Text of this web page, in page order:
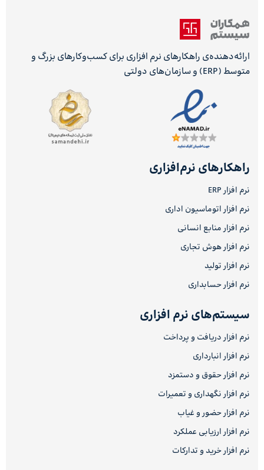
ارائه‌دهنده‌ی راهکارهای نرم افزاری برای کسب‌وکارهای بزرگ و
متوسط (ERP) و سازمان‌های دولتی
راهکارهای نرم‌افزاری
نرم افزار ERP
نرم افزار اتوماسیون اداری
نرم افزار منابع انسانی
نرم افزار هوش تجاری
نرم افزار تولید
نرم افزار حسابداری
سیستم‌های نرم افزاری
نرم افزار دریافت و پرداخت
نرم افزار انبارداری
نرم افزار حقوق و دستمزد
نرم افزار نگهداری و تعمیرات
نرم افزار حضور و غیاب
نرم افزار ارزیابی عملکرد
نرم افزار خرید و تدارکات